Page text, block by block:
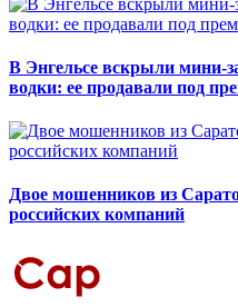
В Энгельсе вскрыли мини-
водки: ее продавали под
Двое мошенников из
российских компаний